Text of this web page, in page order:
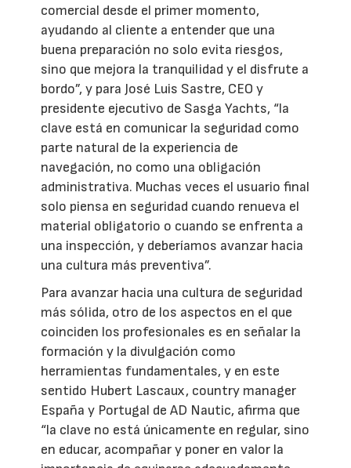
comercial desde el primer momento,
ayudando al cliente a entender que una
buena preparación no solo evita riesgos,
sino que mejora la tranquilidad y el disfrute a
bordo”, y para José Luis Sastre, CEO y
presidente ejecutivo de Sasga Yachts, “la
clave está en comunicar la seguridad como
parte natural de la experiencia de
navegación, no como una obligación
administrativa. Muchas veces el usuario final
solo piensa en seguridad cuando renueva el
material obligatorio o cuando se enfrenta a
una inspección, y deberíamos avanzar hacia
una cultura más preventiva”.
Para avanzar hacia una cultura de seguridad
más sólida, otro de los aspectos en el que
coinciden los profesionales es en señalar la
formación y la divulgación como
herramientas fundamentales, y en este
sentido Hubert Lascaux, country manager
España y Portugal de AD Nautic, afirma que
“la clave no está únicamente en regular, sino
en educar, acompañar y poner en valor la